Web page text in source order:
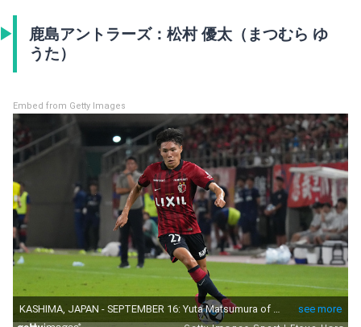
鹿島アントラーズ：松村 優太（まつむら ゆ
うた）
Embed from Getty Images